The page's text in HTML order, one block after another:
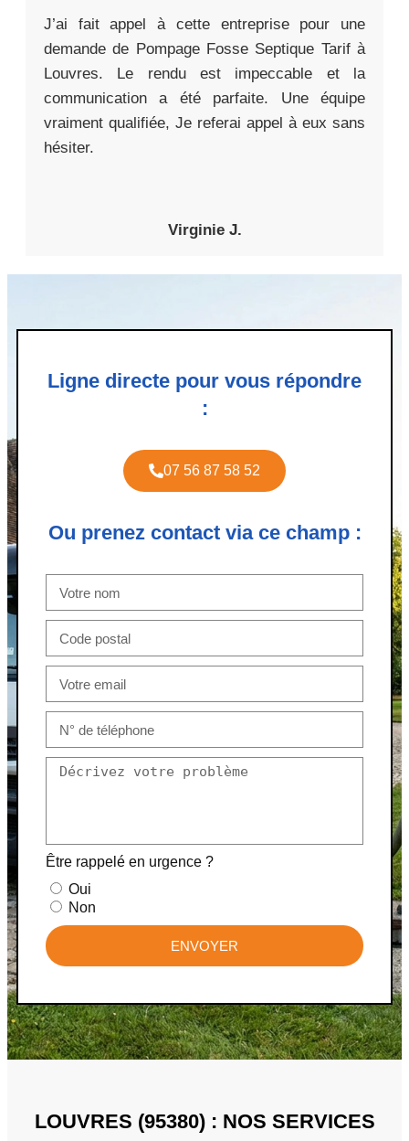
J’ai fait appel à cette entreprise pour une
demande de Pompage Fosse Septique Tarif à
Louvres. Le rendu est impeccable et la
communication a été parfaite. Une équipe
vraiment qualifiée, Je referai appel à eux sans
hésiter.
Virginie J.
Ligne directe pour vous répondre
:
07 56 87 58 52
Ou prenez contact via ce champ :
Être rappelé en urgence ?
Oui
Non
ENVOYER
LOUVRES (95380) : NOS SERVICES